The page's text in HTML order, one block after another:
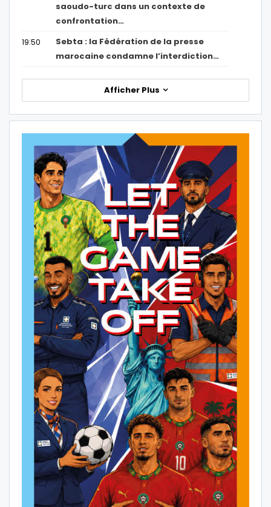
saoudo-turc dans un contexte de
confrontation…
19:50
Sebta : la Fédération de la presse
marocaine condamne l’interdiction…
Afficher Plus